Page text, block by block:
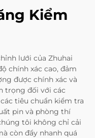
Kiểm
lưới của Zhuhai
chính xác cao, đảm
được chính xác và
trọng đối với các
tiêu chuẩn kiểm tra
pin và phòng thí
tôi không chỉ cải
còn đẩy nhanh quá